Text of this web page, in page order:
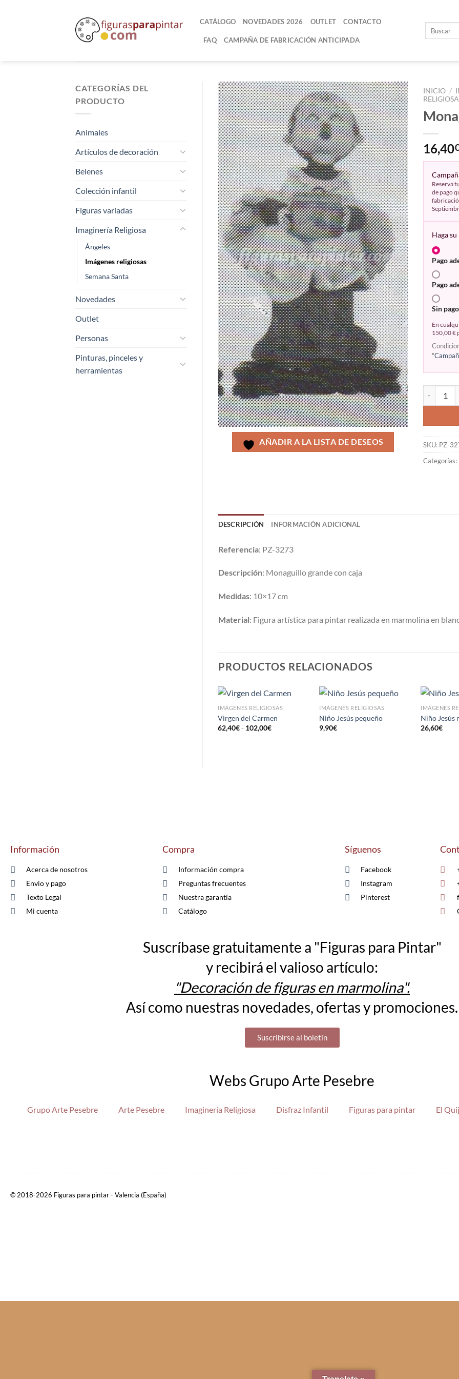
CATÁLOGO NOVEDADES 2026 OUTLET CONTACTO
FAQ CAMPAÑA DE FABRICACIÓN ANTICIPADA
CATEGORÍAS DEL
PRODUCTO
Animales
Artículos de decoración
Belenes
Colección infantil
Figuras variadas
Imaginería Religiosa
Ángeles
Imágenes religiosas
Semana Santa
Novedades
Outlet
Personas
Pinturas, pinceles y
herramientas
AÑADIR
A LA
LISTA
DE
DESEOS
AÑADIR A LA LISTA DE DESEOS
INICIO /
16,40€
Reserva
de pago
Haga
Pago
Pago
Sin
En
150,00 €
"
SKU: PZ-
Categorías:
DESCRIPCIÓN INFORMACIÓN ADICIONAL
Referencia: PZ-3273
Descripción: Monaguillo grande con caja
Medidas: 10×17 cm
Material: Figura artística para pintar realizada en marmolina en
PRODUCTOS RELACIONADOS
IMÁGENES RELIGIOSAS
Virgen del Carmen
62,40€- 102,00€
AÑADIR
IMÁGENES RELIGIOSAS
Niño Jesús pequeño
9,90€
IMÁGENES
Niño Jesús
26,60€
Información
Acerca de nosotros
Envio y pago
Texto Legal
Mi cuenta
Compra
Información compra
Preguntas frecuentes
Nuestra garantía
Catálogo
Síguenos
Facebook
Instagram
Pinterest
Suscríbase gratuitamente a "Figuras para Pintar"
y recibirá el valioso artículo:
"Decoración de figuras en marmolina".
Así como nuestras novedades, ofertas y promociones.
Suscribirse al boletín
Webs Grupo Arte Pesebre
Grupo Arte Pesebre Arte Pesebre Imaginería Religiosa Disfraz Infantil Figuras para pintar El
© 2018-2026 Figuras para pintar - Valencia (España)